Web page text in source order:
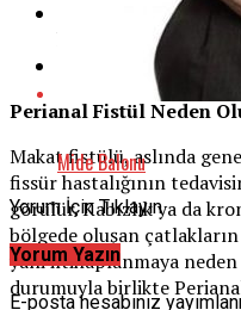
Perianal Fistül
Dışkı çıkışı
Perianal Fistül Neden
Makat fistülü, aslında
fissür hastalığının
görülür. Kabızlık ya da
bölgede oluşan
yani iltihaplanmaya
durumuyla birlikte
Mide Balonu
Yorum İçin Tıklayın
Yorum Yazın
E-posta hesabınız